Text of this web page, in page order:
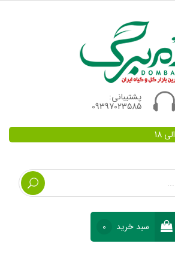
پشتیبانی:
09397023585
سبد خرید 0